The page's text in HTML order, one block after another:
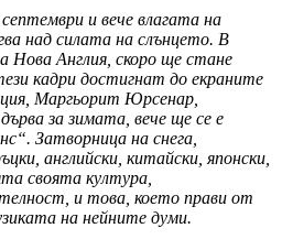
и вече влагата на
над силата на слънцето. В
Англия, скоро ще стане
кадри достигнат до екраните
Маргьорит Юрсенар,
за зимата, вече ще се е
Затворница на снега,
английски, китайски, японски,
своята култура,
и това, което прави от
на нейните думи.